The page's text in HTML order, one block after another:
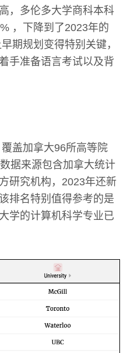
，多伦多大学商科本科
，下降到了2023年的
期规划变得特别关键，
手准备语言考试以及背
盖加拿大96所高等院
据来源包含加拿大统计
研究机构，2023年还新
排名特别值得参考的是
学的计算机科学专业已